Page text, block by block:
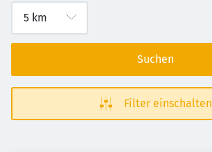
Suchen
Filter einschalten